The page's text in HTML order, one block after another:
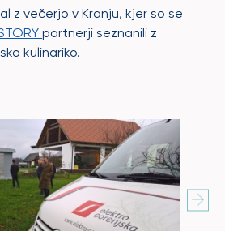
z večerjo v Kranju, kjer so se
partnerji seznanili z
kulinariko.